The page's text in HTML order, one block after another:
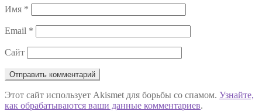
Имя *
Email *
Сайт
Этот сайт использует Akismet для борьбы со спамом. Узнайте,
как обрабатываются ваши данные комментариев.